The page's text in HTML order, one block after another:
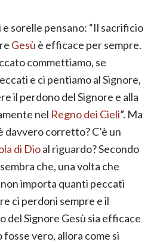
sorelle pensano: “Il sacrificio
Gesù è efficace per sempre.
commettiamo, se
e ci pentiamo al Signore,
il perdono del Signore e alla
nel Regno dei Cieli”. Ma
davvero corretto? C’è un
di Dioal riguardo? Secondo
che, una volta che
importa quanti peccati
ci perdoni sempre e il
del Signore Gesù sia efficace
vero, allora come si